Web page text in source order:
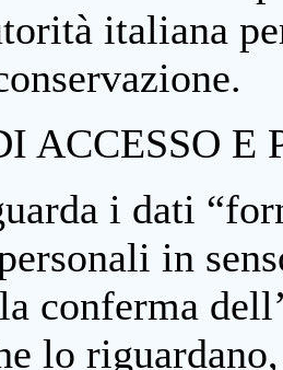
italiana
ACCESSO
i dati
in
conferma
lo